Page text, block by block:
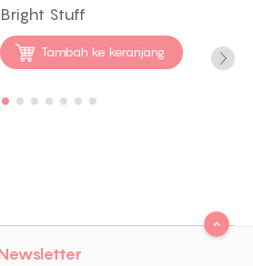
Bright Stuff
Tambah ke keranjang